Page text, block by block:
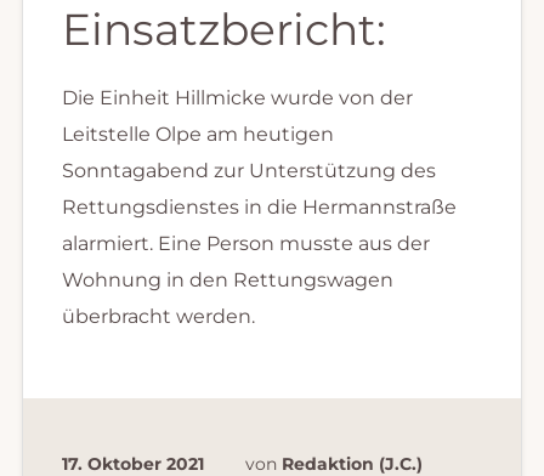
Einsatzbericht:
Die Einheit Hillmicke wurde von der
Leitstelle Olpe am heutigen
Sonntagabend zur Unterstützung des
Rettungsdienstes in die Hermannstraße
alarmiert. Eine Person musste aus der
Wohnung in den Rettungswagen
überbracht werden.
17. Oktober 2021 von Redaktion (J.C.)